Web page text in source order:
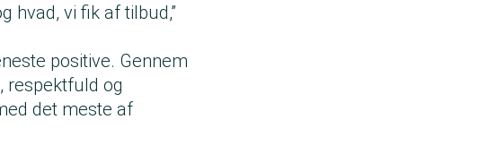
hvad, vi fik af tilbud,”
positive. Gennem
respektfuld og
det meste af